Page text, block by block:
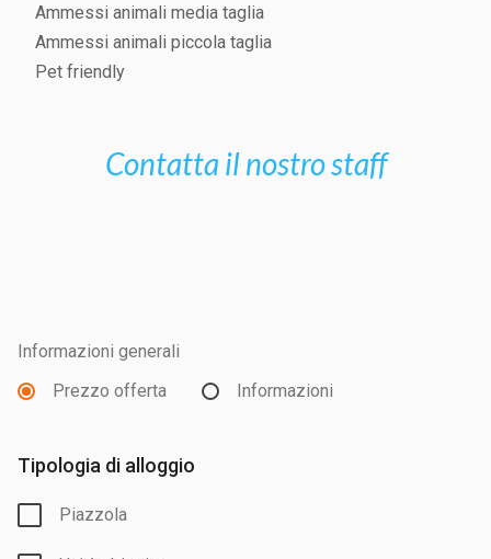
Ammessi animali media taglia
Ammessi animali piccola taglia
Pet friendly
Contatta il nostro staff
Informazioni generali
Prezzo offerta
Informazioni
Tipologia di alloggio
Piazzola